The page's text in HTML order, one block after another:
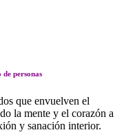
personas
que envuelven el
la mente y el corazón a
y sanación interior.